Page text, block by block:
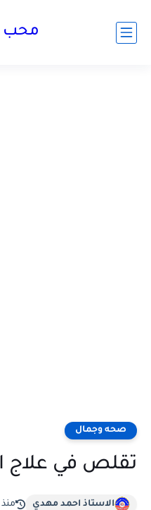
محب
صحه وجمال
تقلص في علاج
الاستاذ احمد مهدي منذ 6 سنة